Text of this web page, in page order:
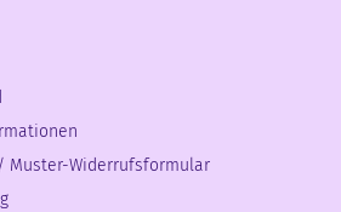
Muster-Widerrufsformular